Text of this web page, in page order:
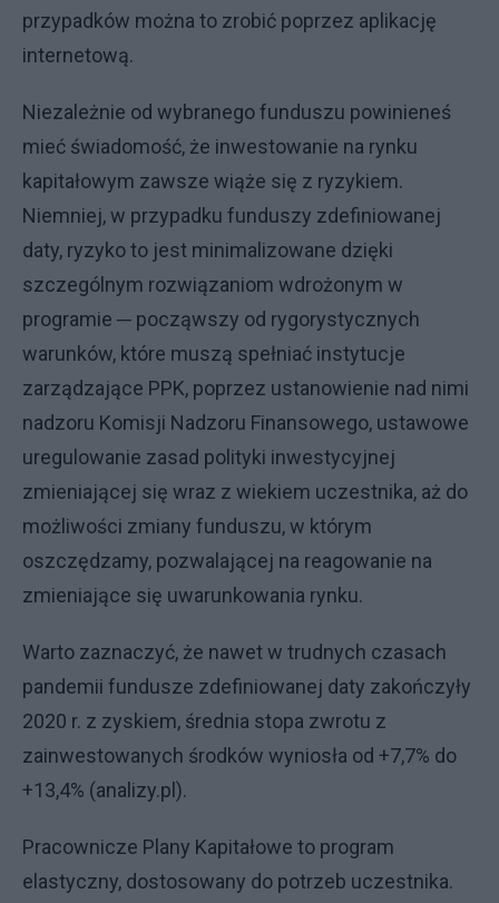
przypadków można to zrobić poprzez aplikację
internetową.
Niezależnie od wybranego funduszu powinieneś
mieć świadomość, że inwestowanie na rynku
kapitałowym zawsze wiąże się z ryzykiem.
Niemniej, w przypadku funduszy zdefiniowanej
daty, ryzyko to jest minimalizowane dzięki
szczególnym rozwiązaniom wdrożonym w
programie ─ począwszy od rygorystycznych
warunków, które muszą spełniać instytucje
zarządzające PPK, poprzez ustanowienie nad nimi
nadzoru Komisji Nadzoru Finansowego, ustawowe
uregulowanie zasad polityki inwestycyjnej
zmieniającej się wraz z wiekiem uczestnika, aż do
możliwości zmiany funduszu, w którym
oszczędzamy, pozwalającej na reagowanie na
zmieniające się uwarunkowania rynku.
Warto zaznaczyć, że nawet w trudnych czasach
pandemii fundusze zdefiniowanej daty zakończyły
2020 r. z zyskiem, średnia stopa zwrotu z
zainwestowanych środków wyniosła od +7,7% do
+13,4% (analizy.pl).
Pracownicze Plany Kapitałowe to program
elastyczny, dostosowany do potrzeb uczestnika.